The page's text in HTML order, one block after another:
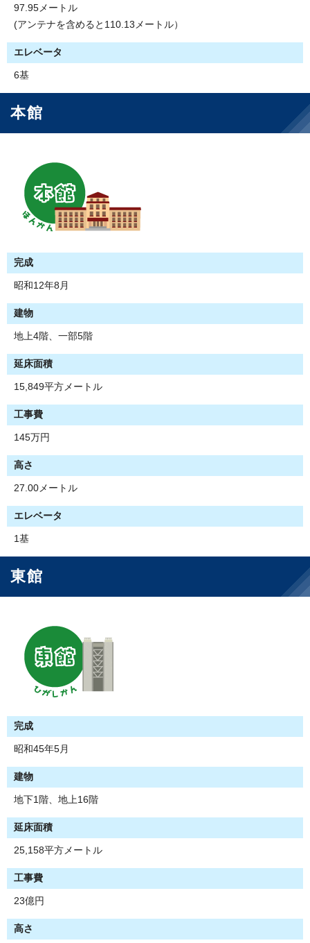
97.95メートル
(アンテナを含めると110.13メートル）
エレベータ
6基
本館
完成
昭和12年8月
建物
地上4階、一部5階
延床面積
15,849平方メートル
工事費
145万円
高さ
27.00メートル
エレベータ
1基
東館
完成
昭和45年5月
建物
地下1階、地上16階
延床面積
25,158平方メートル
工事費
23億円
高さ